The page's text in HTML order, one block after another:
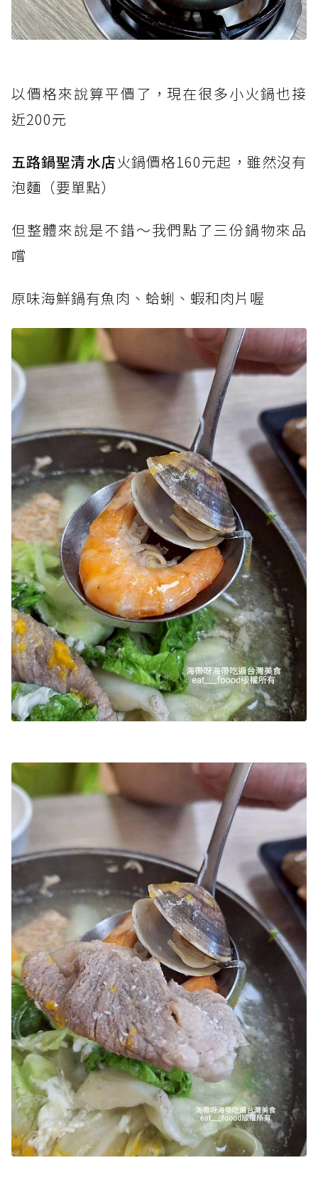
以價格來說算平價了，現在很多小火鍋也接
近200元
五路鍋聖清水店火鍋價格160元起，雖然沒有
泡麵（要單點）
但整體來說是不錯～我們點了三份鍋物來品
嚐
原味海鮮鍋有魚肉、蛤蜊、蝦和肉片喔